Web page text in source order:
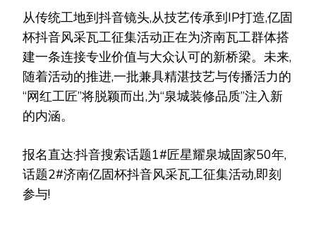
从传统工地到抖音镜头,从技艺传承到IP打造,亿固
杯抖音风采瓦工征集活动正在为济南瓦工群体搭
建一条连接专业价值与大众认可的新桥梁。未来,
随着活动的推进,一批兼具精湛技艺与传播活力的
“网红工匠”将脱颖而出,为“泉城装修品质”注入新
的内涵。
报名直达:抖音搜索话题1#匠星耀泉城固家50年,
话题2#济南亿固杯抖音风采瓦工征集活动,即刻
参与!